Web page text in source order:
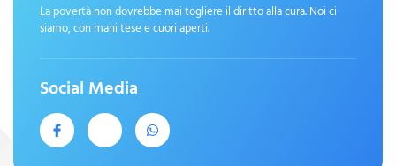
La povertà non dovrebbe mai togliere il diritto alla cura. Noi ci
siamo, con mani tese e cuori aperti.
Social Media